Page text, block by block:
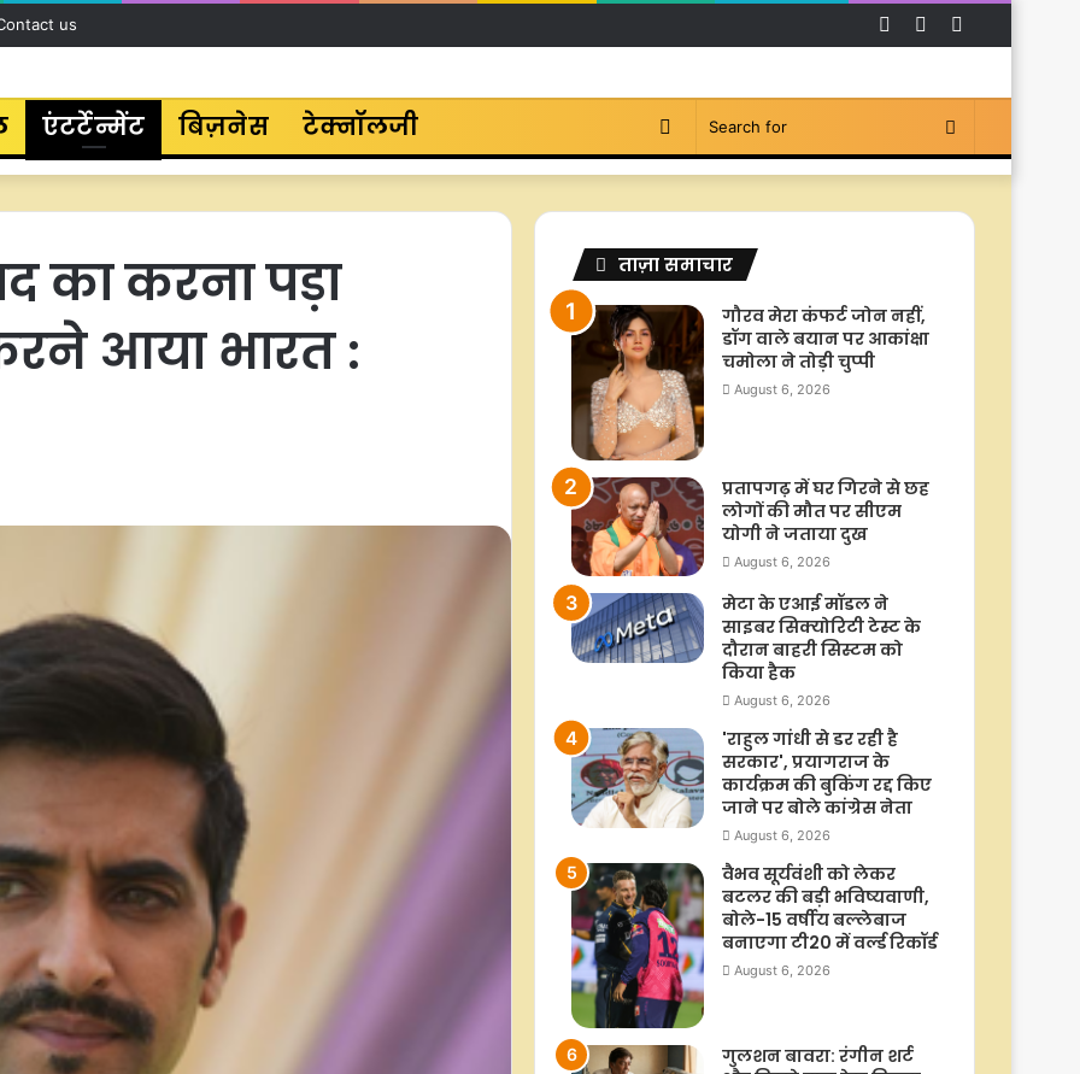
us YouTube
Facebook
एंटर्टेन्मेंट बिज़नेस टेक्नॉलजी Search
for
Switch
skin
का करना पड़ा
आया भारत :
ताज़ा समाचार
गौरव मेरा कंफर्ट जोन नहीं,
डॉग वाले बयान पर आकांक्षा
चमोला ने तोड़ी चुप्पी
August 6, 2026
प्रतापगढ़ में घर गिरने से छह
लोगों की मौत पर सीएम
योगी ने जताया दुख
August 6, 2026
मेटा के एआई मॉडल ने
साइबर सिक्योरिटी टेस्ट के
दौरान बाहरी सिस्टम को
किया हैक
August 6, 2026
'राहुल गांधी से डर रही है
सरकार', प्रयागराज के
कार्यक्रम की बुकिंग रद्द किए
जाने पर बोले कांग्रेस नेता
August 6, 2026
वैभव सूर्यवंशी को लेकर
बटलर की बड़ी भविष्यवाणी,
बोले-15 वर्षीय बल्लेबाज
बनाएगा टी20 में वर्ल्ड रिकॉर्ड
August 6, 2026
गुलशन बावरा: रंगीन शर्ट